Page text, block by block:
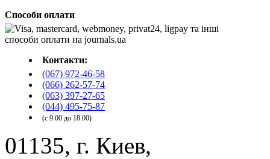
Способи оплати
Контакти:
(067) 972-46-58
(066) 262-57-74
(063) 397-27-65
(044) 495-75-87
(с 9:00 до 18:00)
01135, г. Киев,